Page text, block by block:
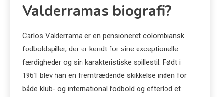
Valderramas biografi?
Carlos Valderrama er en pensioneret colombiansk
fodboldspiller, der er kendt for sine exceptionelle
færdigheder og sin karakteristiske spillestil. Født i
1961 blev han en fremtrædende skikkelse inden for
både klub- og international fodbold og efterlod et